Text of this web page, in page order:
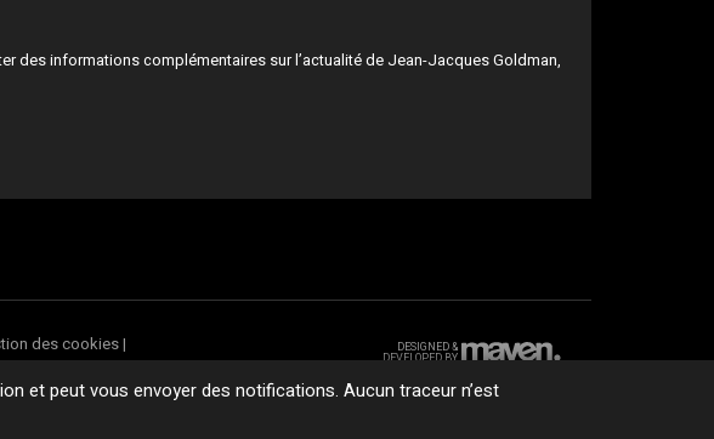
des informations complémentaires sur l’actualité de Jean-Jacques Goldman,
des cookies|
DESIGNED &
DEVELOPED BY
et peut vous envoyer des notifications. Aucun traceur n’est